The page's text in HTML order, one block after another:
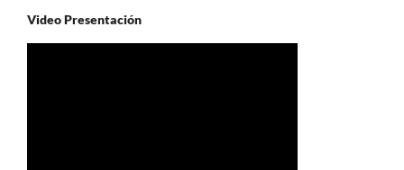
Video Presentación